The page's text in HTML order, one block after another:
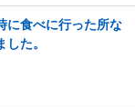
に食べに行った所な
た。